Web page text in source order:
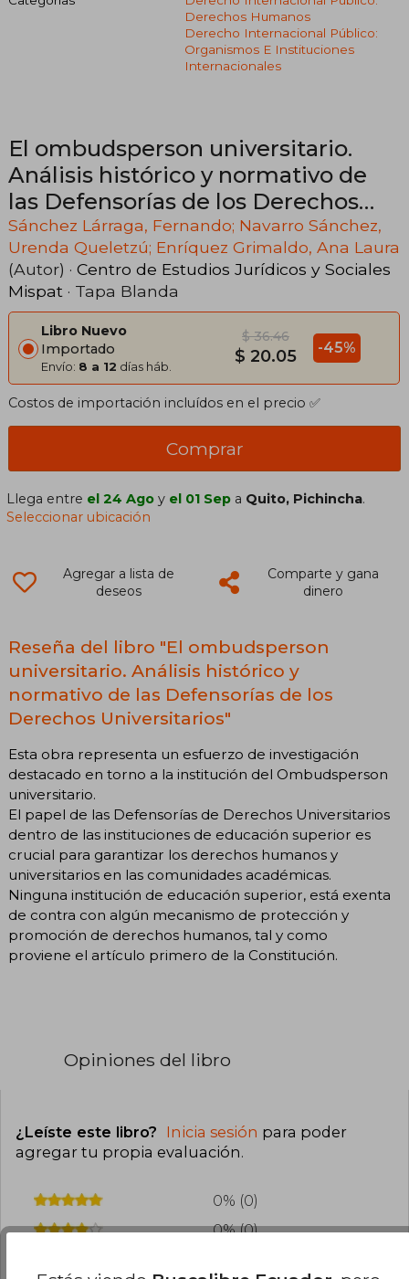
Derechos Humanos
Derecho Internacional Público:
Organismos E Instituciones
Internacionales
El ombudsperson universitario.
Análisis histórico y normativo de
las Defensorías de los Derechos
Universitarios
Sánchez Lárraga, Fernando; Navarro Sánchez,
Urenda Queletzú; Enríquez Grimaldo, Ana Laura
(Autor) · Centro de Estudios Jurídicos y Sociales
Mispat · Tapa Blanda
Libro Nuevo
Importado
Envío: 8 a 12 días háb.
$ 36.46
$ 20.05 -45%
Costos de importación incluídos en el precio ✅
Comprar
Llega entre el 24 Ago y el 01 Sep a Quito, Pichincha.
Seleccionar ubicación
Agregar a lista de
deseos
Comparte y gana
dinero
Reseña del libro "El ombudsperson
universitario. Análisis histórico y
normativo de las Defensorías de los
Derechos Universitarios"
Esta obra representa un esfuerzo de investigación
destacado en torno a la institución del Ombudsperson
universitario.
El papel de las Defensorías de Derechos Universitarios
dentro de las instituciones de educación superior es
crucial para garantizar los derechos humanos y
universitarios en las comunidades académicas.
Ninguna institución de educación superior, está exenta
de contra con algún mecanismo de protección y
promoción de derechos humanos, tal y como
proviene el artículo primero de la Constitución.
Opiniones del libro
¿Leíste este libro? Inicia sesión para poder
agregar tu propia evaluación.
0% (0)
0% (0)